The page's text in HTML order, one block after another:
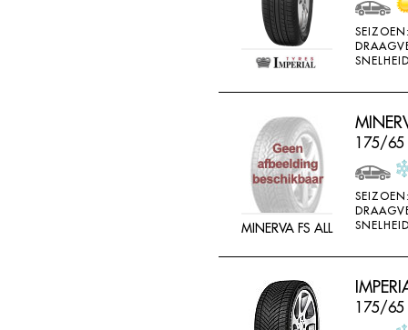
MINERVA FS ALL
175/65
175/65